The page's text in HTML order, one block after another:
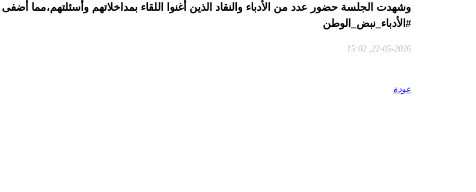
وشهدت الجلسة حضور عدد من الأدباء والنقاد الذين أغنوا اللقاء بمداخلاتهم وأسئلتهم،مما
#الأدباء_نبض_الوطن
22-05-2026, 15:02
عودة